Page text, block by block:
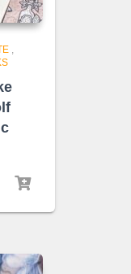
,